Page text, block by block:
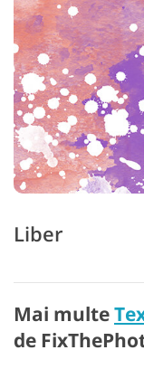
Liber
Mai multe
de